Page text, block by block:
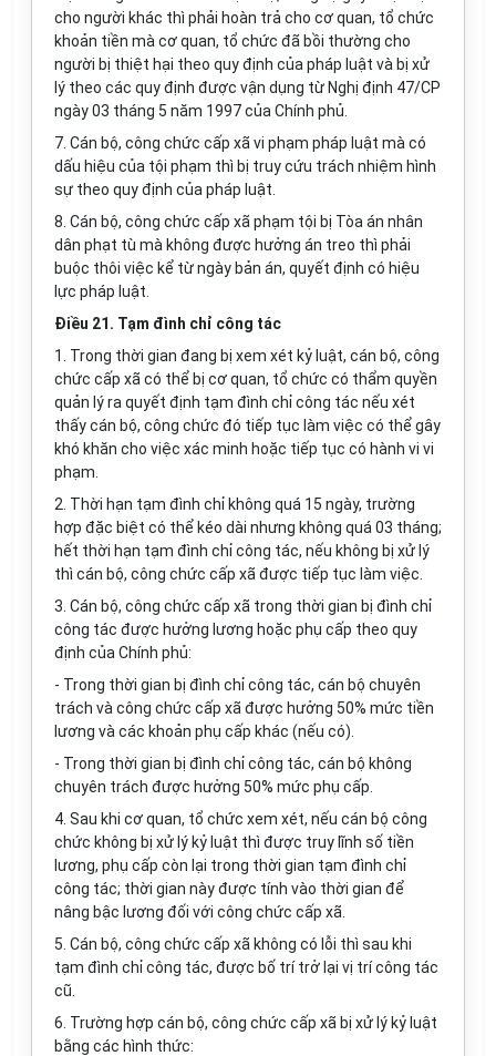
cho người khác thì phải hoàn trả cho cơ quan, tổ chức
khoản tiền mà cơ quan, tổ chức đã bồi thường cho
người bị thiệt hại theo quy định của pháp luật và bị xử
lý theo các quy định được vận dụng từ Nghị định 47/CP
ngày 03 tháng 5 năm 1997 của Chính phủ.
7. Cán bộ, công chức cấp xã vi phạm pháp luật mà có
dấu hiệu của tội phạm thì bị truy cứu trách nhiệm hình
sự theo quy định của pháp luật.
8. Cán bộ, công chức cấp xã phạm tội bị Tòa án nhân
dân phạt tù mà không được hưởng án treo thì phải
buộc thôi việc kể từ ngày bản án, quyết định có hiệu
lực pháp luật.
Điều 21. Tạm đình chỉ công tác
1. Trong thời gian đang bị xem xét kỷ luật, cán bộ, công
chức cấp xã có thể bị cơ quan, tổ chức có thẩm quyền
quản lý ra quyết định tạm đình chỉ công tác nếu xét
thấy cán bộ, công chức đó tiếp tục làm việc có thể gây
khó khăn cho việc xác minh hoặc tiếp tục có hành vi vi
phạm.
2. Thời hạn tạm đình chỉ không quá 15 ngày, trường
hợp đặc biệt có thể kéo dài nhưng không quá 03 tháng;
hết thời hạn tạm đình chỉ công tác, nếu không bị xử lý
thì cán bộ, công chức cấp xã được tiếp tục làm việc.
3. Cán bộ, công chức cấp xã trong thời gian bị đình chỉ
công tác được hưởng lương hoặc phụ cấp theo quy
định của Chính phủ:
- Trong thời gian bị đình chỉ công tác, cán bộ chuyên
trách và công chức cấp xã được hưởng 50% mức tiền
lương và các khoản phụ cấp khác (nếu có).
- Trong thời gian bị đình chỉ công tác, cán bộ không
chuyên trách được hưởng 50% mức phụ cấp.
4. Sau khi cơ quan, tổ chức xem xét, nếu cán bộ công
chức không bị xử lý kỷ luật thì được truy lĩnh số tiền
lương, phụ cấp còn lại trong thời gian tạm đình chỉ
công tác; thời gian này được tính vào thời gian để
nâng bậc lương đối với công chức cấp xã.
5. Cán bộ, công chức cấp xã không có lỗi thì sau khi
tạm đình chỉ công tác, được bố trí trở lại vị trí công tác
cũ.
6. Trường hợp cán bộ, công chức cấp xã bị xử lý kỷ luật
bằng các hình thức: